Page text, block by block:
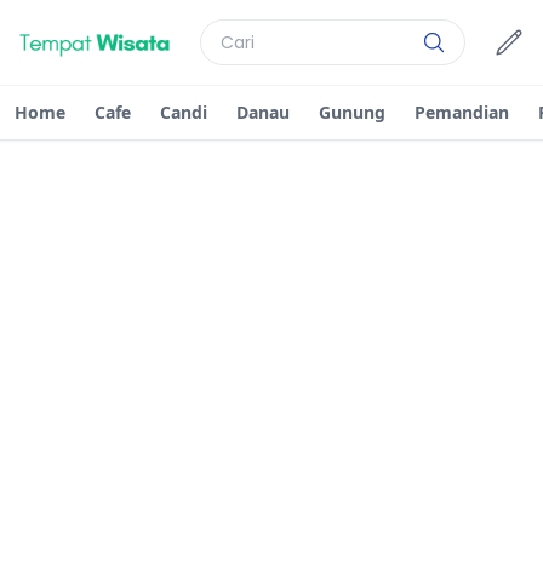
Home Cafe Candi Danau Gunung Pemandian